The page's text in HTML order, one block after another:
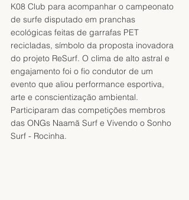
K08 Club para acompanhar o campeonato
de surfe disputado em pranchas
ecológicas feitas de garrafas PET
recicladas, símbolo da proposta inovadora
do projeto ReSurf. O clima de alto astral e
engajamento foi o fio condutor de um
evento que aliou performance esportiva,
arte e conscientização ambiental.
Participaram das competições membros
das ONGs Naamã Surf e Vivendo o Sonho
Surf - Rocinha.